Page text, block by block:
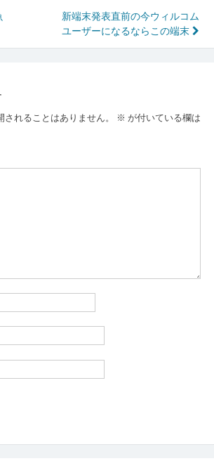
新端末発表直前の今ウィルコム
ユーザーになるならこの端末
れることはありません。 ※ が付いている欄は